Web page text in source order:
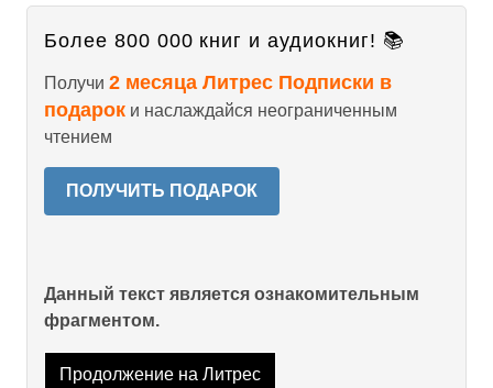
Более 800 000 книг и аудиокниг! 📚
Получи 2 месяца Литрес Подписки в
подарок и наслаждайся неограниченным
чтением
ПОЛУЧИТЬ ПОДАРОК
Данный текст является ознакомительным
фрагментом.
Продолжение на Литрес